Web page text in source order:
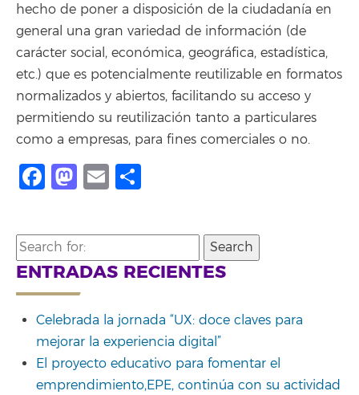
hecho de poner a disposición de la ciudadanía en
general una gran variedad de información (de
carácter social, económica, geográfica, estadística,
etc.) que es potencialmente reutilizable en formatos
normalizados y abiertos, facilitando su acceso y
permitiendo su reutilización tanto a particulares
como a empresas, para fines comerciales o no.
Facebook
Mastodon
Email
Search
for:
ENTRADAS RECIENTES
Celebrada la jornada “UX: doce claves para
mejorar la experiencia digital”
El proyecto educativo para fomentar el
emprendimiento,EPE, continúa con su actividad